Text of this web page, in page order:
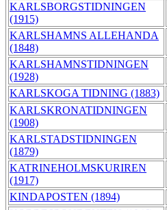
KARLSBORGSTIDNINGEN
(1915)
KARLSHAMNS ALLEHANDA
(1848)
KARLSHAMNSTIDNINGEN
(1928)
KARLSKOGA TIDNING (1883)
KARLSKRONATIDNINGEN
(1908)
KARLSTADSTIDNINGEN
(1879)
KATRINEHOLMSKURIREN
(1917)
KINDAPOSTEN (1894)